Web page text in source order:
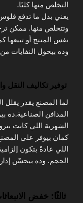
التخلص منها كليًا.
يعني بدل ما تدفع
وتتخلص منها. ممكن
نفس المنتج أو تبيعها
وده بيحول النفايات
توفير تكاليف النقل
لما المصنع يقدر يقلل
المدافن الصناعية.ده
الشهرية اللي كانت
كمان بيوفر على
اللي عادةً بتكون
الحجم. وده بيحسّن
ثالثًا: خفض